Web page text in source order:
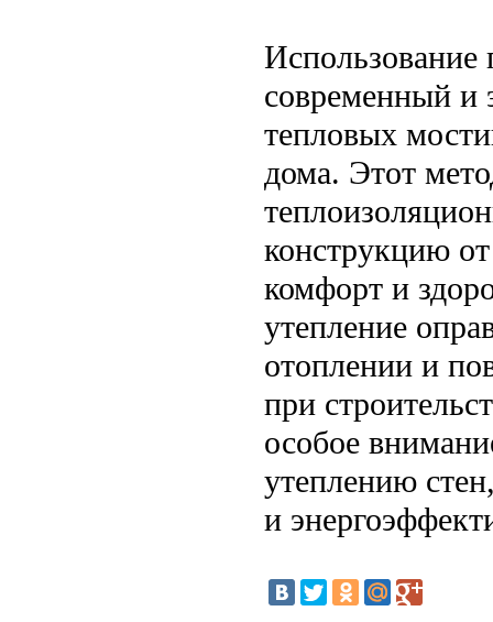
Использование
современный и
тепловых
дома. Этот
конструкцию
комфорт и
утепление
отоплении и
при
особое
утеплению
и